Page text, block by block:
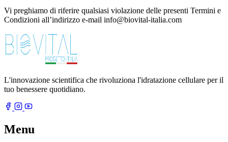
Vi preghiamo di riferire qualsiasi violazione delle presenti Termini e
Condizioni all’indirizzo e-mail info@biovital-italia.com
L'innovazione scientifica che rivoluziona l'idratazione cellulare per il
tuo benessere quotidiano.
Menu